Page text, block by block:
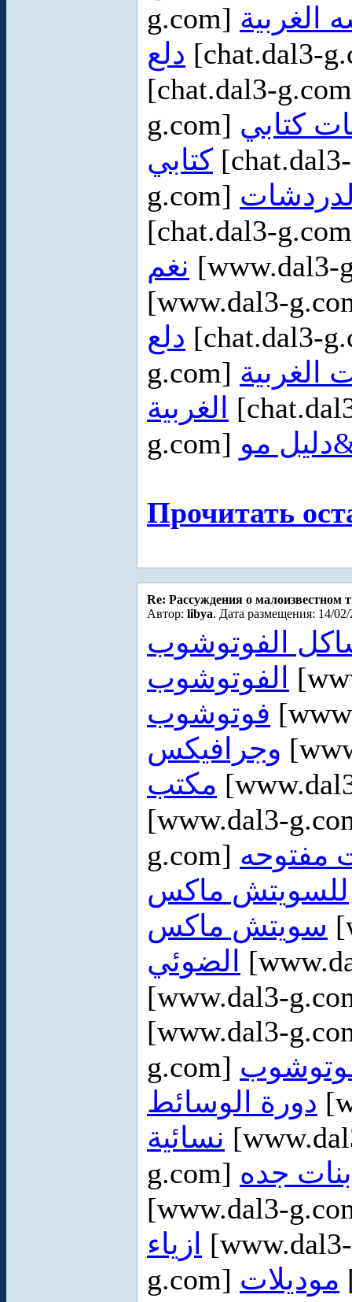
g.com] الغربية
دلع [chat.dal3-
[chat.dal3-
g.com] كتابي
كتابي
g.com]
[chat.dal3-
نغم [www.dal3-
[www.dal3-
دلع [chat.dal3-
g.com] الغربية
الغربية
g.com]
مو&
Прочитать
Re: Рассуждения о малоизвестном
Автор: libya. Дата размещения: 14/02/
الفوتوشوب
الفوتوشوب
فوتوشوب
وجرافيكس
مكتب
[www.dal3-
g.com]
للسويتش ماكس
سويتش ماكس
الضوئي
[www.dal3-
[www.dal3-
g.com]
دورة الوسائط
نسائية
g.com] بنات جده
[www.dal3-
ازياء
g.com] موديلات